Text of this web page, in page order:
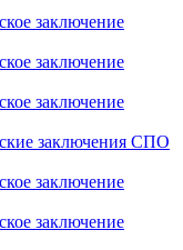
заключение
заключение
заключение
заключения СПО
заключение
заключение